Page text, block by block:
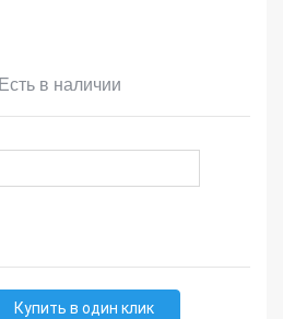
Есть в наличии
Купить в один клик